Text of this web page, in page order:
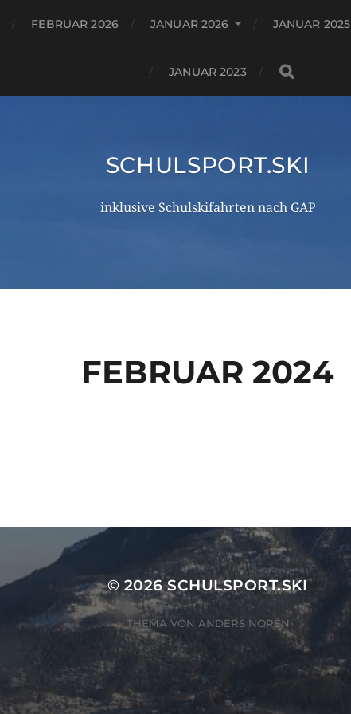
FEBRUAR 2026 JANUAR 2026 JANUAR 2025
JANUAR 2023
SCHULSPORT.SKI
inklusive Schulskifahrten nach GAP
FEBRUAR 2024
© 2026SCHULSPORT.SKI
THEMA VON ANDERS NORÉN